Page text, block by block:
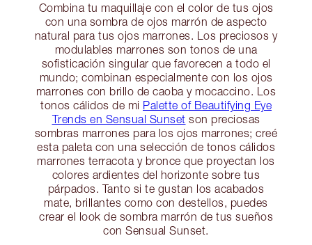
Combina tu maquillaje con el color de tus ojos
con una sombra de ojos marrón de aspecto
natural para tus ojos marrones. Los preciosos y
modulables marrones son tonos de una
sofisticación singular que favorecen a todo el
mundo; combinan especialmente con los ojos
marrones con brillo de caoba y mocaccino. Los
tonos cálidos de mi Palette of Beautifying Eye
Trends en Sensual Sunset son preciosas
sombras marrones para los ojos marrones; creé
esta paleta con una selección de tonos cálidos
marrones terracota y bronce que proyectan los
colores ardientes del horizonte sobre tus
párpados. Tanto si te gustan los acabados
mate, brillantes como con destellos, puedes
crear el look de sombra marrón de tus sueños
con Sensual Sunset.